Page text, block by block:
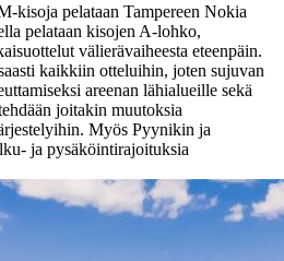
kisoja pelataan Tampereen Nokia
pelataan kisojen A-lohko,
välierävaiheesta eteenpäin.
kaikkiin otteluihin, joten sujuvan
areenan lähialueille sekä
joitakin muutoksia
Myös Pyynikin ja
ja pysäköintirajoituksia